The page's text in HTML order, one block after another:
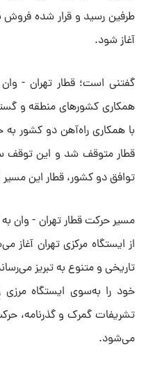
آغاز شود.
همکاری کشورهای منطقه و
با همکاری راه‌آهن دو کشور
قطار متوقف شد و این توقف
توافق دو کشور، قطار این مسیر
مسیر حرکت قطار تهران - وان
از ایستگاه مرکزی تهران آغاز
تاریخی و متنوع به تبریز
خود را به‌سوی ایستگاه
تشریفات گمرک و گذرنامه،
می‌شود.